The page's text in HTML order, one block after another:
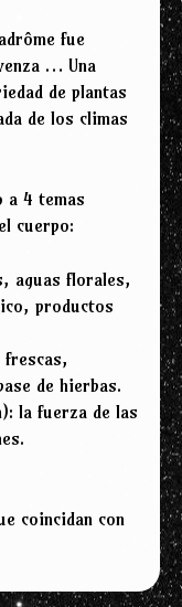
fue
… Una
de plantas
de los climas
a 4 temas
cuerpo:
aguas florales,
productos
de hierbas.
la fuerza de las
coincidan con